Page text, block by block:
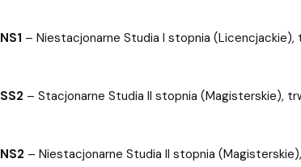
NS1 – Niestacjonarne Studia I stopnia
SS2 – Stacjonarne Studia II stopnia (Magisterskie),
NS2 – Niestacjonarne Studia II stopnia